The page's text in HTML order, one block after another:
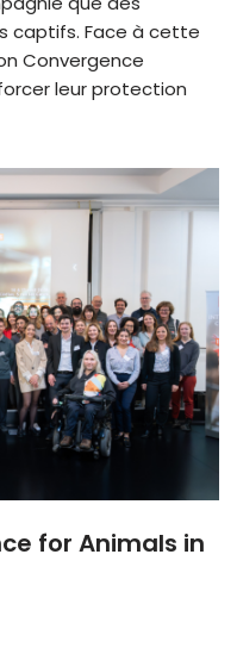
captifs. Face à cette
Convergence
leur protection
for Animals in